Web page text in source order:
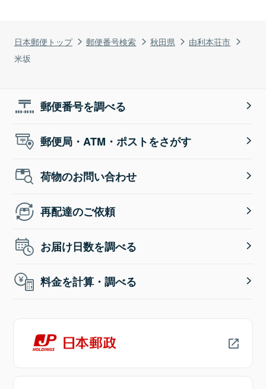
日本郵便トップ 郵便番号検索 秋田県
由利本荘市
米坂
郵便番号を調べる
郵便局・ATM・ポストをさがす
荷物のお問い合わせ
再配達のご依頼
お届け日数を調べる
料金を計算・調べる